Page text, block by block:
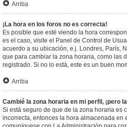
Arriba
¡La hora en los foros no es correcta!
Es posible que esté viendo la hora
es el caso, visite el Panel de Control de
acuerdo a su ubicación, e.j. Londres, París,
que para cambiar la zona horaria, como las
registrado. Si no lo está, este es un buen
Arriba
Cambié la zona horaria en mi perfil, ¡pero
Si está seguro de que de la zona horaria es
incorrecta, entonces la hora almacenada en